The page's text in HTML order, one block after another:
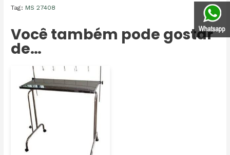
Tag: MS 27408
Você também pode gostar
de…